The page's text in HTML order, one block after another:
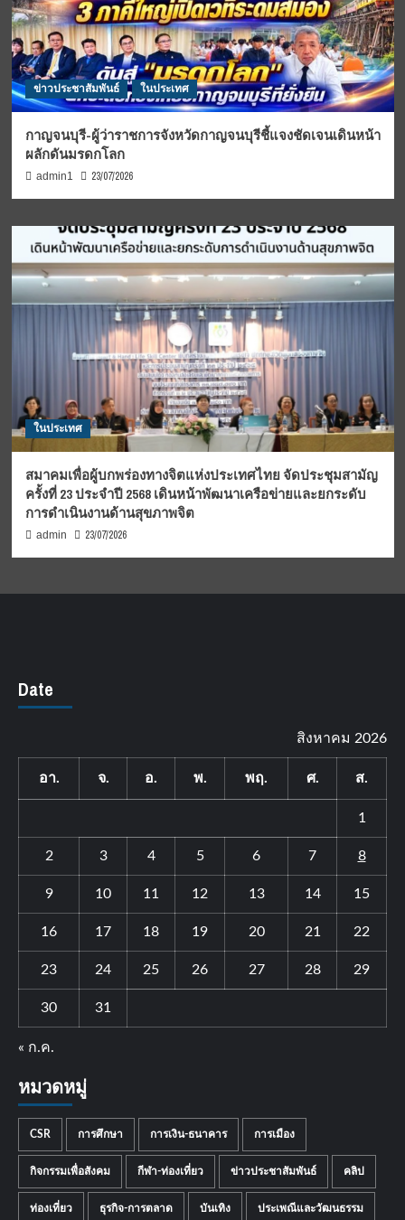
ข่าวประชาสัมพันธ์ ในประเทศ
กาญจนบุรี-ผู้ว่าราชการจังหวัดกาญจนบุรีชี้แจงชัดเจนเดินหน้า
ผลักดันมรดกโลก
admin1 23/07/2026
ในประเทศ
สมาคมเพื่อผู้บกพร่องทางจิตแห่งประเทศไทย จัดประชุมสามัญ
ครั้งที่ 23 ประจำปี 2568 เดินหน้าพัฒนาเครือข่ายและยกระดับ
การดำเนินงานด้านสุขภาพจิต
admin 23/07/2026
Date
สิงหาคม 2026
อา. จ. อ. พ. พฤ. ศ. ส.
1
2 3 4 5 6 7 8
9 10 11 12 13 14 15
16 17 18 19 20 21 22
23 24 25 26 27 28 29
30 31
« ก.ค.
หมวดหมู่
CSR การศึกษา การเงิน-ธนาคาร การเมือง
กิจกรรมเพื่อสังคม กีฬา-ท่องเที่ยว ข่าวประชาสัมพันธ์ คลิป
ท่องเที่ยว ธุรกิจ-การตลาด บันเทิง ประเพณีและวัฒนธรรม